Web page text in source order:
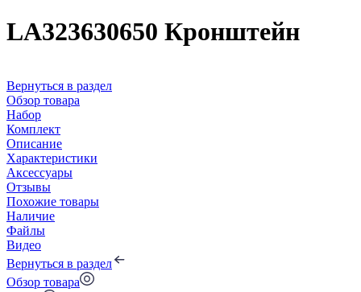
LA323630650 Кронштейн
Вернуться в раздел
Обзор товара
Набор
Комплект
Описание
Характеристики
Аксессуары
Отзывы
Похожие товары
Наличие
Файлы
Видео
Вернуться в раздел
Обзор товара